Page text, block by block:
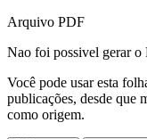
Arquivo PDF
Nao foi possivel gerar o
Você pode usar esta
publicações, desde que
como origem.